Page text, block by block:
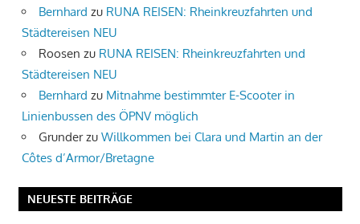
Bernhard zu RUNA REISEN: Rheinkreuzfahrten und
Städtereisen NEU
Roosen zu RUNA REISEN: Rheinkreuzfahrten und
Städtereisen NEU
Bernhard zu Mitnahme bestimmter E-Scooter in
Linienbussen des ÖPNV möglich
Grunderzu Willkommen bei Clara und Martin an der
Côtes d’Armor/Bretagne
NEUESTE BEITRÄGE